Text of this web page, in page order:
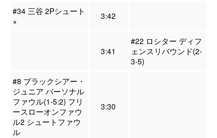
#34 三谷 2Pシュート
×
3:42
3:41
#22 ロシター ディフ
ェンスリバウンド(2-
3-5)
#8 ブラックシアー・
ジュニア パーソナル
ファウル(1-5:2) フリ
ースローオンファウ
ル2 シュートファウ
ル
3:30